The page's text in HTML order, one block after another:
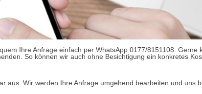
Ihre Anfrage einfach per WhatsApp 0177/8151108. Gerne
So können wir auch ohne Besichtigung ein konkretes
aus. Wir werden Ihre Anfrage umgehend bearbeiten und uns